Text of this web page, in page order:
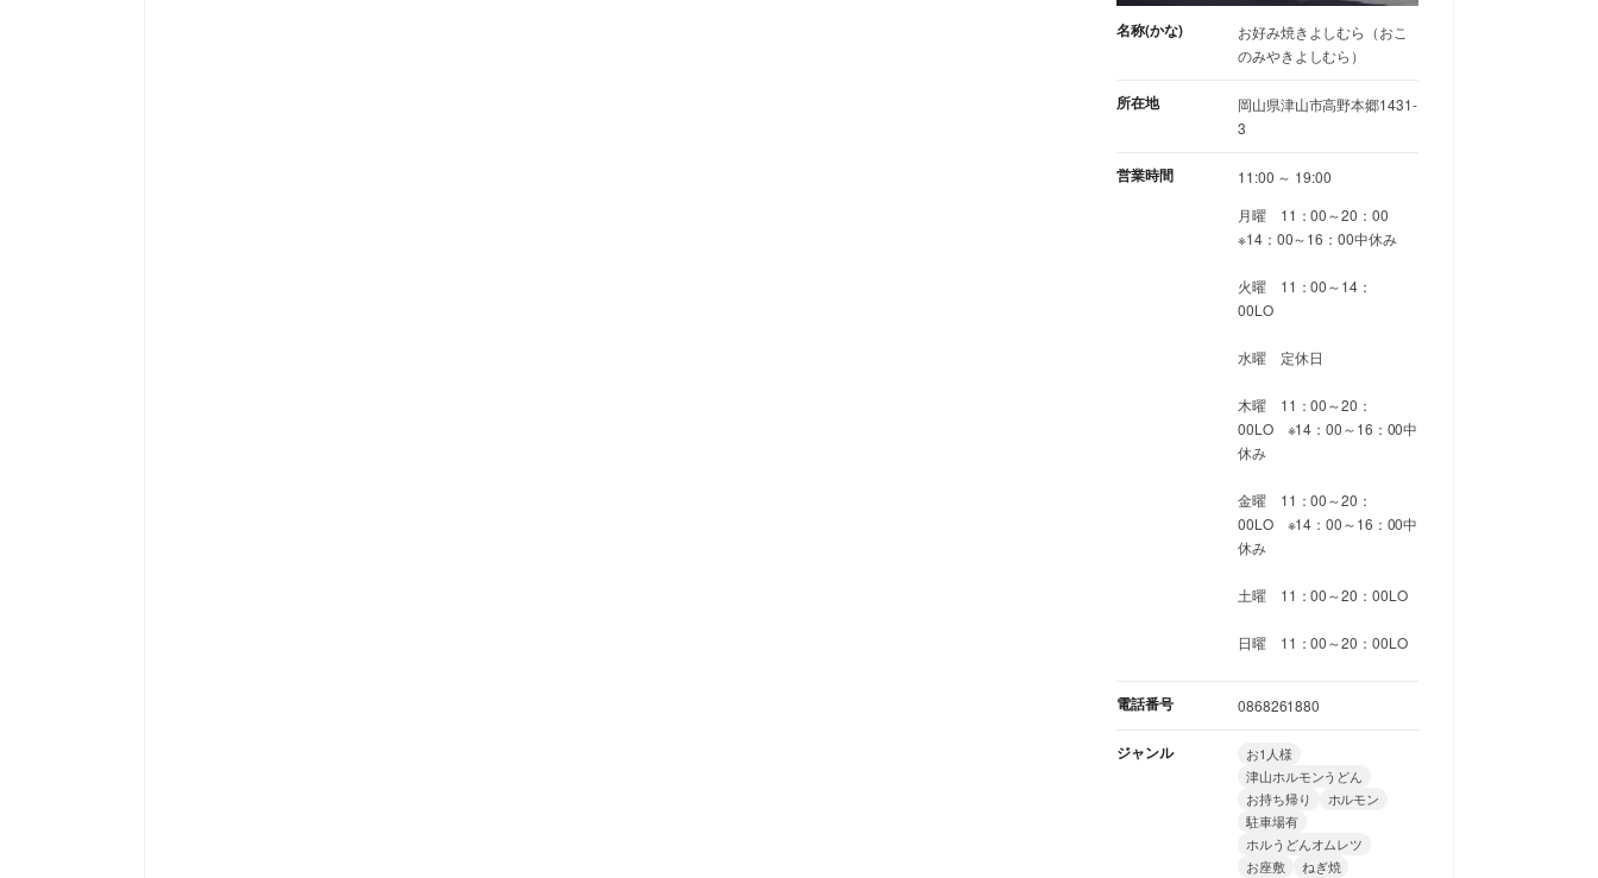
名称(かな)
お好み焼きよしむら（おこ
のみやきよしむら）
所在地
岡山県津山市高野本郷1431-
3
営業時間
11:00 ～ 19:00
月曜 11：00～20：00
※14：00～16：00中休み
火曜 11：00～14：
00LO
水曜 定休日
木曜 11：00～20：
00LO ※14：00～16：00中
休み
金曜 11：00～20：
00LO ※14：00～16：00中
休み
土曜 11：00～20：00LO
日曜 11：00～20：00LO
電話番号 0868261880
ジャンル
お1人様
津山ホルモンうどん
お持ち帰り
ホルモン
駐車場有
ホルうどんオムレツ
お座敷
ねぎ焼